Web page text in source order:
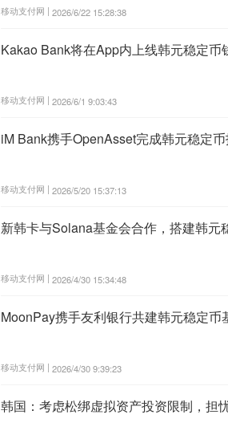
移动支付网 | 2026/6/22 15:28:38
Kakao Bank将在App内上线韩元稳定
移动支付网 | 2026/6/1 9:03:43
iM Bank携手OpenAsset完成韩元稳定
移动支付网 | 2026/5/20 15:37:13
新韩卡与Solana基金会合作，搭建韩元
移动支付网 | 2026/4/30 15:34:48
MoonPay携手友利银行共建韩元稳定币
移动支付网 | 2026/4/30 9:39:23
韩国：考虑松绑虚拟资产投资限制，担